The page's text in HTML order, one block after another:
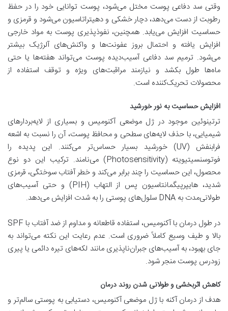
وقتی سد دفاعی پوست مختل می‌شود، پوست توانایی خود را در حفظ
رطوبت از دست می‌دهد، دچار خشکی و دهیتراتاسیون می‌شود و قرمزی و
حساسیت افزایش می‌یابد. همچنین، نفوذپذیری پوست به مواد خارجی
افزایش یافته و احتمال بروز عفونت‌ها و واکنش‌های آلرژیک بیشتر
می‌شود. ترمیم سد دفاعی آسیب‌دیده پوست می‌تواند هفته‌ها یا حتی
ماه‌ها طول بکشد و نیازمند مراقبت‌های ویژه و توقف استفاده از
محصولات تحریک‌کننده است.
افزایش حساسیت به نور خورشید
ترتینوئین موجود در ژل موضعی آکنومیس و بسیاری از لایه‌بردار‌های
شیمیایی، با حذف لایه‌های سطحی و محافظ پوست، آن را نسبت به اشعه
فرابنفش (UV) خورشید بسیار حساس‌تر می‌کنند. این پدیده را
فوتوسنسیتیویته (Photosensitivity) می‌نامند. ترکیب این دو نوع
محصول، این حساسیت را چند برابر می‌کند و خطر آفتاب سوختگی، قرمزی
شدید، هایپرپیگمانتاسیون پس از التهاب (PIH) و حتی آسیب‌های
طولانی‌مدت به DNA سلول‌های پوستی را به شدت افزایش می‌دهد.
در طول درمان با آکنومیس، استفاده قاطعانه و مداوم از ضد آفتاب با SPF
بالا و طیف وسیع کاملاً ضروری است. عدم رعایت این نکته می‌تواند به
جای بهبود، به آسیب‌های جبران‌ناپذیری مانند لکه‌های تیره دائمی یا پیری
زودرس پوست منجر شود.
کاهش اثربخشی و طولانی شدن روند درمان
هدف از درمان آکنه با ژل موضعی آکنومیس، دستیابی به پوستی سالم‌تر و